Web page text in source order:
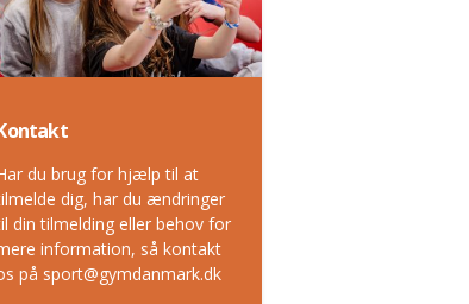
du brug for hjælp til at
dig, har du ændringer
din tilmelding eller behov for
information, så kontakt
på sport@gymdanmark.dk